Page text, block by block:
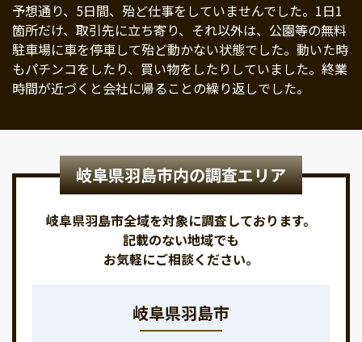
予想通り、5日間、殆ど仕事をしていませんでした。1日1
箇所だけ、取引先に立ち寄り、それ以外は、公園等の無料
駐車場に車を停車して殆ど動かない状態でした。動いた時
もパチンコをしたり、買い物をしたりしていました。終業
時間が近づくと会社に帰ることの繰り返しでした。
岐阜県羽島市内の調査エリア
岐阜県羽島市全域を対象に調査しております。
記載のない地域でも
お気軽にご相談ください。
岐阜県羽島市